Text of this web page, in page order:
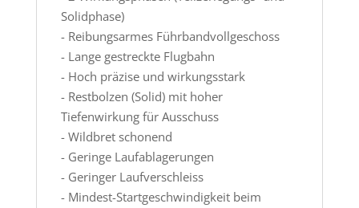
Solidphase)
- Reibungsarmes Führbandvollgeschoss
- Lange gestreckte Flugbahn
- Hoch präzise und wirkungsstark
- Restbolzen (Solid) mit hoher
Tiefenwirkung für Ausschuss
- Wildbret schonend
- Geringe Laufablagerungen
- Geringer Laufverschleiss
- Mindest-Startgeschwindigkeit beim